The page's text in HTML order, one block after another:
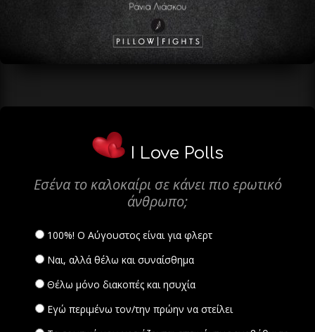
I Love Polls
Εσένα το καλοκαίρι σε κάνει πιο ερωτικό
άνθρωπο;
100%! Ο Αύγουστος είναι για φλερτ
Ναι, αλλά θέλω και συναίσθημα
Θέλω μόνο διακοπές και ησυχία
Εγώ περιμένω τον/την πρώην να στείλει